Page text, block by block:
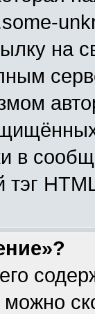
на
в
тэг